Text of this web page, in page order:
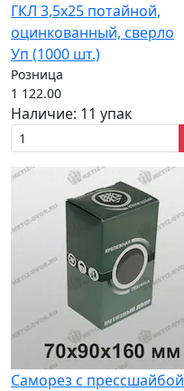
ГКЛ 3,5x25 потайной,
оцинкованный, сверло
Уп (1000 шт.)
Розница
1 122.00
Наличие: 11 упак
Саморез с прессшайбой